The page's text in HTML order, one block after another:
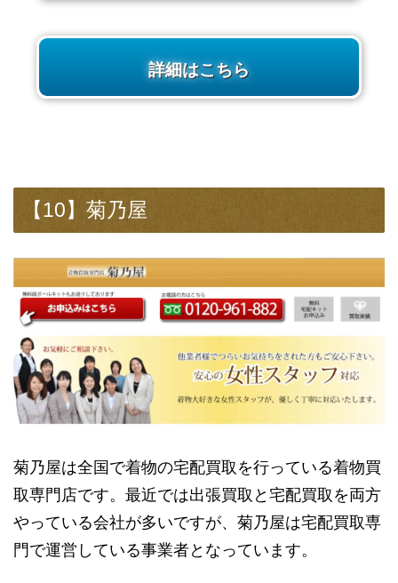
詳細はこちら
【10】菊乃屋
菊乃屋は全国で着物の宅配買取を行っている着物買
取専門店です。最近では出張買取と宅配買取を両方
やっている会社が多いですが、菊乃屋は宅配買取専
門で運営している事業者となっています。